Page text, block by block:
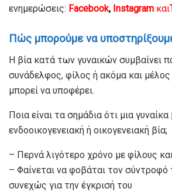
ενημερώσεις: Facebook, Instagram και
Πώς μπορούμε να
Η βία κατά των γυναικών συμβαίνει
συνάδελφος, φίλος ή ακόμα και μέλος
μπορεί να υποφέρει.
Ποια είναι τα σημάδια ότι μια γυναίκα
ενδοοικογενειακή ή οικογενειακή βία;
– Περνά λιγότερο χρόνο με φίλους
– Φαίνεται να φοβάται τον σύντροφό
συνεχώς για την έγκρισή του